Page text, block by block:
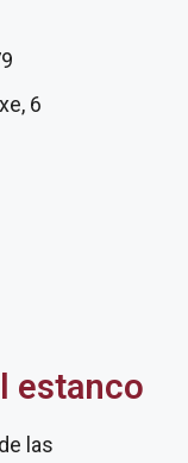
6
estanco
las